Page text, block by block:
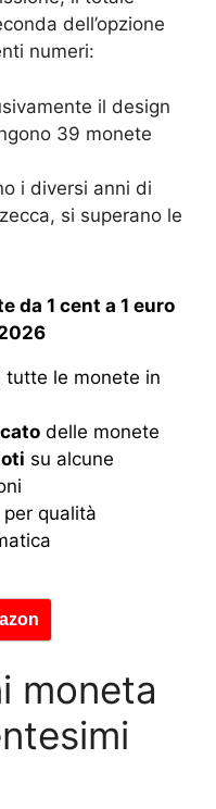
dell’opzione
numeri:
il design
39 monete
i diversi anni di
si superano le
da 1 cent a 1 euro
tutte le monete in
delle monete
su alcune
per qualità
moneta